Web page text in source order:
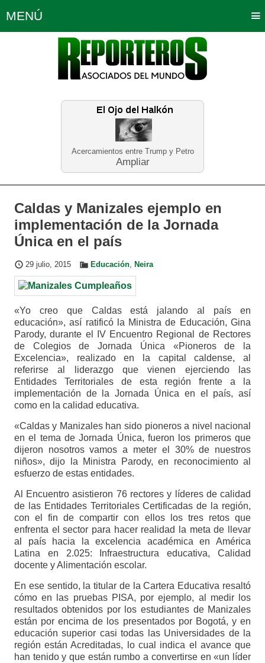
Acercamientos entre Trump y Petro
Ampliar
MENÚ
Política Opinión Bogotá
Planeta Tierra Deportes
Educación Neira
Caldas y Manizales ejemplo en
implementación de la Jornada
Única en el país
29 julio, 2015 Educación, Neira
«Yo creo que Caldas está jalando al país en
educación», así ratificó la Ministra de Educación, Gina
Parody, durante el IV Encuentro Regional de Rectores
de Colegios de Jornada Única «Pioneros de la
Excelencia», realizado en la capital caldense, al
referirse al liderazgo que vienen ejerciendo las
Entidades Territoriales de esta región frente a la
implementación de la Jornada Única en el país, así
como en la calidad educativa.
«Caldas y Manizales han sido pioneros a nivel nacional
en el tema de Jornada Única, fueron los primeros que
dijeron nosotros vamos a meter el 30% de nuestros
niños», dijo la Ministra Parody, en reconocimiento al
esfuerzo de estas entidades.
Al Encuentro asistieron 76 rectores y líderes de calidad
de las Entidades Territoriales Certificadas de la región,
con el fin de compartir con ellos los tres retos que
enfrenta el sector para hacer realidad la meta de llevar
al país hacia la excelencia académica en América
Latina en 2.025: Infraestructura educativa, Calidad
docente y Alimentación escolar.
En ese sentido, la titular de la Cartera Educativa resaltó
cómo en las pruebas PISA, por ejemplo, al medir los
resultados obtenidos por los estudiantes de Manizales
están por encima de los presentados por Bogotá, y en
educación superior casi todas las Universidades de la
región están Acreditadas, lo cual indica el avance que
han tenido y que están rumbo a convertirse en «un líder